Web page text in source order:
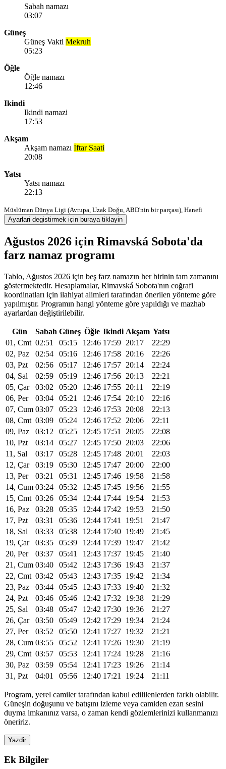
Sabah namazı
03:07
Güneş
Güneş Vakti Mekruh
05:23
Öğle
Öğle namazı
12:46
Ikindi
Ikindi namazi
17:53
Akşam
Akşam namazı İftar Saati
20:08
Yatsı
Yatsı namazı
22:13
Müslüman Dünya Ligi (Avrupa, Uzak Doğu, ABD'nin bir parçası), Hanefi
Ayarlari degistirmek için buraya tiklayin
Ağustos 2026 için Rimavská Sobota'da
farz namaz programı
Tablo, Ağustos 2026 için beş farz namazın her birinin tam zamanını
göstermektedir. Hesaplamalar, Rimavská Sobota'nın coğrafi
koordinatları için ilahiyat alimleri tarafından önerilen yönteme göre
yapılmıştır. Programın hangi yönteme göre yapıldığı ve mazhab
ayarlardan değiştirilebilir.
Gün Sabah Güneş Öğle Ikindi Akşam Yatsı
01, Cmt 02:51 05:15 12:46 17:59 20:17
22:29
02, Paz
02:54 05:16 12:46 17:58 20:16
22:26
03, Pzt
02:56 05:17 12:46 17:57 20:14
22:24
04, Sal
02:59 05:19 12:46 17:56 20:13
22:21
05, Çar
03:02 05:20 12:46 17:55 20:11
22:19
06, Per
03:04 05:21 12:46 17:54 20:10
22:16
07, Cum 03:07 05:23 12:46 17:53 20:08
22:13
08, Cmt 03:09 05:24 12:46 17:52 20:06
22:11
09, Paz
03:12 05:25 12:45 17:51 20:05
22:08
10, Pzt
03:14 05:27 12:45 17:50 20:03
22:06
11, Sal
03:17 05:28 12:45 17:48 20:01
22:03
12, Çar
03:19 05:30 12:45 17:47 20:00
22:00
13, Per
03:21 05:31 12:45 17:46 19:58
21:58
14, Cum 03:24 05:32 12:45 17:45 19:56
21:55
15, Cmt 03:26 05:34 12:44 17:44 19:54
21:53
16, Paz
03:28 05:35 12:44 17:42 19:53
21:50
17, Pzt
03:31 05:36 12:44 17:41 19:51
21:47
18, Sal
03:33 05:38 12:44 17:40 19:49
21:45
19, Çar
03:35 05:39 12:44 17:39 19:47
21:42
20, Per
03:37 05:41 12:43 17:37 19:45
21:40
21, Cum 03:40 05:42 12:43 17:36 19:43
21:37
22, Cmt 03:42 05:43 12:43 17:35 19:42
21:34
23, Paz
03:44 05:45 12:43 17:33 19:40
21:32
24, Pzt
03:46 05:46 12:42 17:32 19:38
21:29
25, Sal
03:48 05:47 12:42 17:30 19:36
21:27
26, Çar
03:50 05:49 12:42 17:29 19:34
21:24
27, Per
03:52 05:50 12:41 17:27 19:32
21:21
28, Cum 03:55 05:52 12:41 17:26 19:30
21:19
29, Cmt 03:57 05:53 12:41 17:24 19:28
21:16
30, Paz
03:59 05:54 12:41 17:23 19:26
21:14
31, Pzt
04:01 05:56 12:40 17:21 19:24 21:11
Program, yerel camiler tarafından kabul edililenlerden farklı olabilir.
Güneşin doğuşunu ve batışını izleme veya camiden ezan sesini
duyma imkanınız varsa, o zaman kendi gözlemlerinizi kullanmanızı
öneririz.
Yazdir
Ek Bilgiler